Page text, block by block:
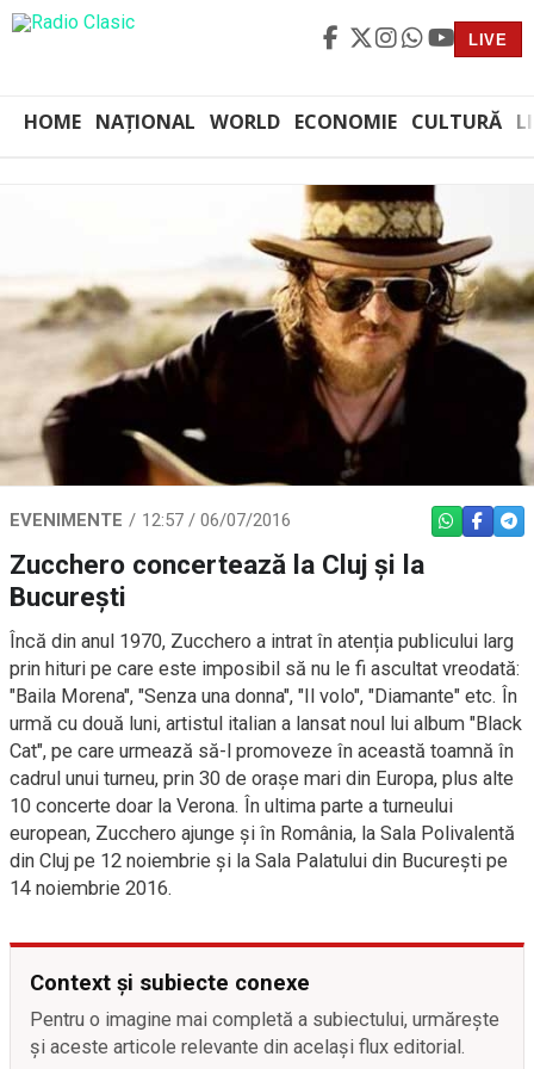
LIVE
HOME NAȚIONAL WORLD ECONOMIE CULTURĂ
EVENIMENTE 12:57 / 06/07/2016 WHATSAPP
Zucchero concertează la Cluj și la
București
Încă din anul 1970, Zucchero a intrat în atenția publicului larg
prin hituri pe care este imposibil să nu le fi ascultat vreodată:
"Baila Morena", "Senza una donna", "Il volo", "Diamante" etc. În
urmă cu două luni, artistul italian a lansat noul lui album "Black
Cat", pe care urmează să-l promoveze în această toamnă în
cadrul unui turneu, prin 30 de orașe mari din Europa, plus alte
10 concerte doar la Verona. În ultima parte a turneului
european, Zucchero ajunge și în România, la Sala Polivalentă
din Cluj pe 12 noiembrie și la Sala Palatului din București pe
14 noiembrie 2016.
Context și subiecte conexe
Pentru o imagine mai completă a subiectului, urmărește
și aceste articole relevante din același flux editorial.